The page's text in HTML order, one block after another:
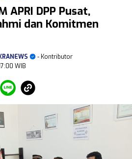
APRI DPP Pusat,
dan Komitmen
- Kontributor
WIB